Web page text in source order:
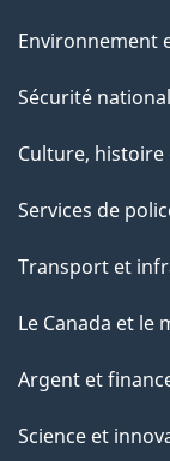
Environnement
Sécurité
Culture,
Services de
Transport et
Le Canada et le
Argent et
Science et